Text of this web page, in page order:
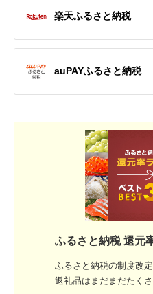
楽天ふるさと納税
auPAYふるさと納税
ふるさと納税 還元
ふるさと納税の制度改
返礼品はまだまだたく